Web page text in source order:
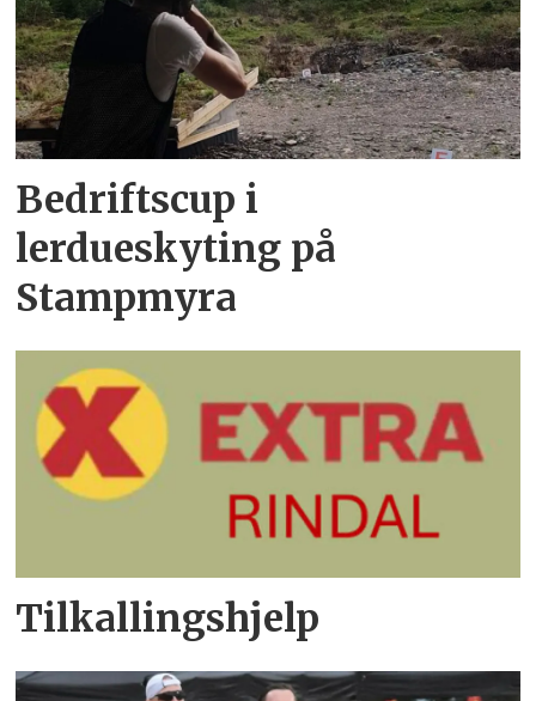
Bedriftscup i
lerdueskyting på
Stampmyra
Tilkallingshjelp